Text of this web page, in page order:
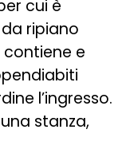
cui è
ripiano
e
l’ingresso.
stanza,